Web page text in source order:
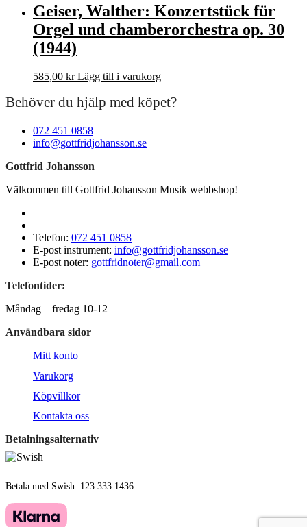
Geiser, Walther: Konzertstück für
Orgel und chamberorchestra op. 30
(1944)
585,00 kr Lägg till i varukorg
Behöver du hjälp med köpet?
072 451 0858
info@gottfridjohansson.se
Gottfrid Johansson
Välkommen till Gottfrid Johansson Musik webbshop!
Telefon: 072 451 0858
E-post instrument: info@gottfridjohansson.se
E-post noter: gottfridnoter@gmail.com
Telefontider:
Måndag – fredag 10-12
Användbara sidor
Mitt konto
Varukorg
Köpvillkor
Kontakta oss
Betalningsalternativ
Betala med Swish: 123 333 1436